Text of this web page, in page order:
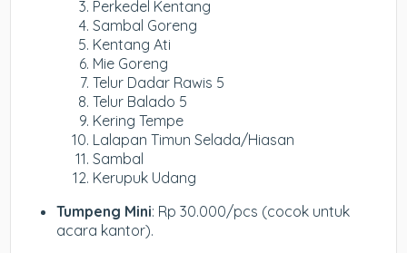
Perkedel Kentang
Sambal Goreng
Kentang Ati
Mie Goreng
Telur Dadar Rawis 5
Telur Balado 5
Kering Tempe
Lalapan Timun Selada/Hiasan
Sambal
Kerupuk Udang
Tumpeng Mini: Rp 30.000/pcs (cocok untuk
acara kantor).